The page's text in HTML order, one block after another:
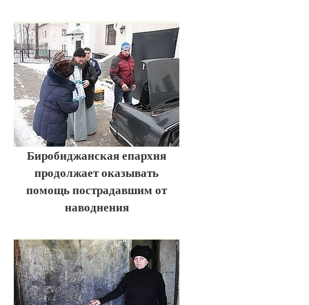
Биробиджанская епархия
продолжает оказывать
помощь пострадавшим от
наводнения